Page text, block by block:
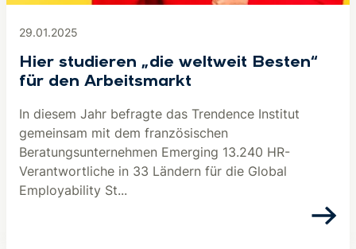
29.01.2025
Hier studieren „die weltweit Besten“
für den Arbeitsmarkt
In diesem Jahr befragte das Trendence Institut
gemeinsam mit dem französischen
Beratungsunternehmen Emerging 13.240 HR-
Verantwortliche in 33 Ländern für die Global
Employability St...